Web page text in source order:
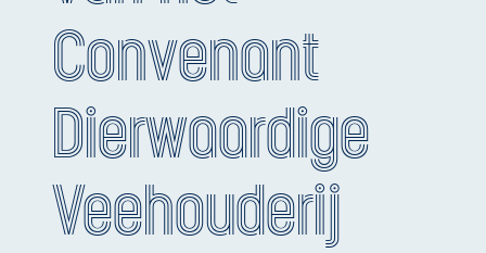
Convenant
Dierwaardige
Veehouderij